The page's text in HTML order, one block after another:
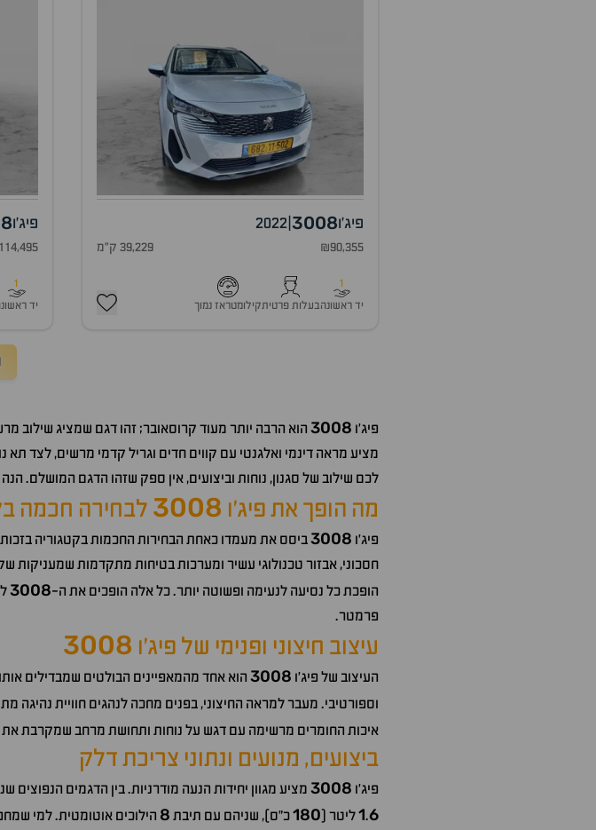
פיג'ו3008
|
2022
₪90,355 39,229 ק"מ
1
יד ראשונהבעלות פרטיתקילומטראז נמוך
פיג'ו
1
יד
פיג'ו 3008 הוא הרבה יותר מעוד קרוסאובר; זהו דגם שמציג שילוב
מציע מראה דינמי ואלגנטי עם קווים חדים וגריל קדמי מרשים, לצד
לכם שילוב של סגנון, נוחות וביצועים, אין ספק שזהו הדגם המושלם.
מה הופך את פיג'ו 3008 לבחירה חכמה
פיג'ו 3008ביסס את מעמדו כאחת הבחירות החכמות בקטגוריה בזכות
חסכוני, אבזור טכנולוגי עשיר ומערכות בטיחות מתקדמות
הופכת כל נסיעה לנעימה ופשוטה יותר. כל אלה הופכים את ה-3008
פרמטר.
עיצוב חיצוני ופנימי של פיג'ו 3008
העיצוב של פיג'ו 3008 הוא אחד מהמאפיינים הבולטים שמבדילים
וספורטיבי. מעבר למראה החיצוני, בפנים מחכה לנהגים חוויית
איכות החומרים מרשימה עם דגש על נוחות ותחושת מרחב שמקרבת
ביצועים, מנועים ונתוני צריכת דלק
פיג'ו 3008 מציע מגוון יחידות הנעה מודרניות. בין הדגמים
1.6 ליטר ( 180כ"ס), שניהם עם תיבת 8 הילוכים אוטומטית. למי